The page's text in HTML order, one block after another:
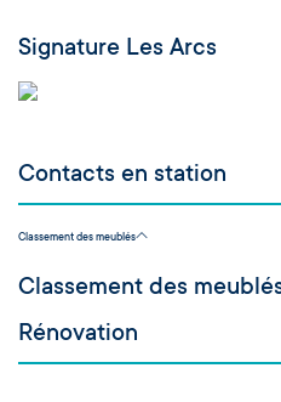
Signature Les Arcs
Contacts en station
Classement des meublés
Classement des
Rénovation